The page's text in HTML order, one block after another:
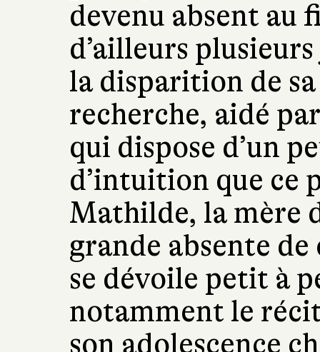
devenu absent au
d’ailleurs
la disparition de
recherche, aidé
qui dispose d’un
d’intuition que ce
Mathilde, la mère
grande absente
se dévoile petit à
notamment le
son adolescence